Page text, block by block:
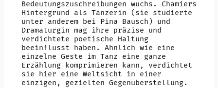
Bedeutungszuschreibungen wuchs. Chamiers
Hintergrund als Tänzerin (sie studierte
unter anderem bei Pina Bausch) und
Dramaturgin mag ihre präzise und
verdichtete poetische Haltung
beeinflusst haben. Ähnlich wie eine
einzelne Geste im Tanz eine ganze
Erzählung komprimieren kann, verdichtet
sie hier eine Weltsicht in einer
einzigen, gezielten Gegenüberstellung.